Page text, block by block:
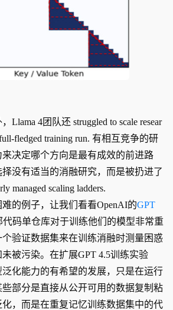
Llama 4团队还 struggled to scale resear
fledged training run. 有相互竞争的研
决定哪个方向是最有成效的前进路
没有适当的消融研究，而是被扔进了
managed scaling ladders.
的例子，让我们看看OpenAI的GPT
码单仓库对于训练他们的模型非常重
验证数据集来在训练消融时测量困惑
被污染。在扩展GPT 4.5训练实验
化能力的有希望的发展，只是在运行
部分是直接从公开可用的数据复制粘
，而是在重复记忆训练数据集中的代